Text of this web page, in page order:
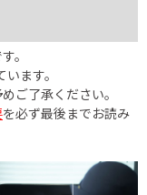
。
ます。
ご了承ください。
を必ず最後までお読み